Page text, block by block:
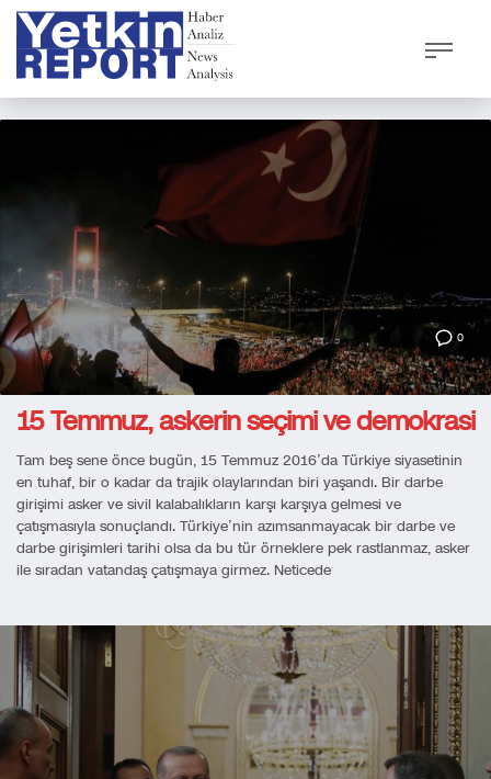
0
15 Temmuz, askerin seçimi ve demokrasi
Tam beş sene önce bugün, 15 Temmuz 2016’da Türkiye siyasetinin
en tuhaf, bir o kadar da trajik olaylarından biri yaşandı. Bir darbe
girişimi asker ve sivil kalabalıkların karşı karşıya gelmesi ve
çatışmasıyla sonuçlandı. Türkiye’nin azımsanmayacak bir darbe ve
darbe girişimleri tarihi olsa da bu tür örneklere pek rastlanmaz, asker
ile sıradan vatandaş çatışmaya girmez. Neticede